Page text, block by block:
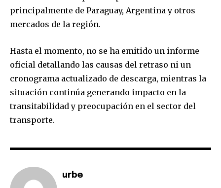
Join our community of
SUBSCRIBERS and be part of the
or click the subscribe button below. Don't worry, we respect
your privacy and won't spam your inbox. Your information is
principalmente de Paraguay, Argentina y otros
mercados de la región.
Hasta el momento, no se ha emitido un informe
oficial detallando las causas del retraso ni un
cronograma actualizado de descarga, mientras la
situación continúa generando impacto en la
transitabilidad y preocupación en el sector del
transporte.
urbe